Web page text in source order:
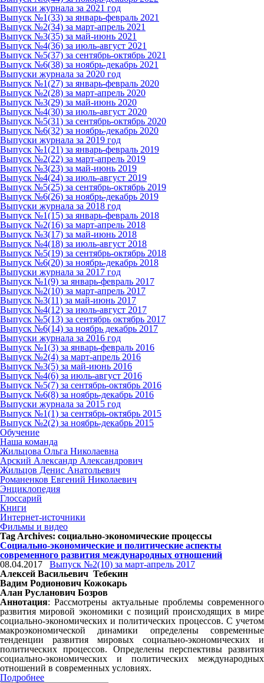
Выпуски журнала за 2021 год
Выпуск №1(33) за январь-февраль 2021
Выпуск №2(34) за март-апрель 2021
Выпуск №3(35) за май-июнь 2021
Выпуск №4(36) за июль-август 2021
Выпуск №5(37) за сентябрь-октябрь 2021
Выпуск №6(38) за ноябрь-декабрь 2021
Выпуски журнала за 2020 год
Выпуск №1(27) за январь-февраль 2020
Выпуск №2(28) за март-апрель 2020
Выпуск №3(29) за май-июнь 2020
Выпуск №4(30) за июль-август 2020
Выпуск №5(31) за сентябрь-октябрь 2020
Выпуск №6(32) за ноябрь-декабрь 2020
Выпуски журнала за 2019 год
Выпуск №1(21) за январь-февраль 2019
Выпуск №2(22) за март-апрель 2019
Выпуск №3(23) за май-июнь 2019
Выпуск №4(24) за июль-август 2019
Выпуск №5(25) за сентябрь-октябрь 2019
Выпуск №6(26) за ноябрь-декабрь 2019
Выпуски журнала за 2018 год
Выпуск №1(15) за январь-февраль 2018
Выпуск №2(16) за март-апрель 2018
Выпуск №3(17) за май-июнь 2018
Выпуск №4(18) за июль-август 2018
Выпуск №5(19) за сентябрь-октябрь 2018
Выпуск №6(20) за ноябрь-декабрь 2018
Выпуски журнала за 2017 год
Выпуск №1(9) за январь-февраль 2017
Выпуск №2(10) за март-апрель 2017
Выпуск №3(11) за май-июнь 2017
Выпуск №4(12) за июль-август 2017
Выпуск №5(13) за сентябрь октябрь 2017
Выпуск №6(14) за ноябрь декабрь 2017
Выпуски журнала за 2016 год
Выпуск №1(3) за январь-февраль 2016
Выпуск №2(4) за март-апрель 2016
Выпуск №3(5) за май-июнь 2016
Выпуск №4(6) за июль-август 2016
Выпуск №5(7) за сентябрь-октябрь 2016
Выпуск №6(8) за ноябрь-декабрь 2016
Выпуски журнала за 2015 год
Выпуск №1(1) за сентябрь-октябрь 2015
Выпуск №2(2) за ноябрь-декабрь 2015
Обучение
Наша команда
Жильцова Ольга Николаевна
Арский Александр Александрович
Жильцов Денис Анатольевич
Романенков Евгений Николаевич
Энциклопедия
Глоссарий
Книги
Интернет-источники
Фильмы и видео
Tag Archives: социально-экономические процессы
Социально-экономические и политические аспекты
современного развития международных отношений
08.04.2017
Выпуск №2(10) за март-апрель 2017
Алексей Васильевич Тебекин
Вадим Родионович Кожокарь
Алан Русланович Бозров
Аннотация: Рассмотрены актуальные проблемы современного
развития мировой экономики с позиций происходящих в мире
социально-экономических и политических процессов. С учетом
макроэкономической динамики определены современные
тенденции развития мировых социально-экономических и
политических процессов. Определены перспективы развития
социально-экономических и политических международных
отношений в современных условиях.
Подробнее